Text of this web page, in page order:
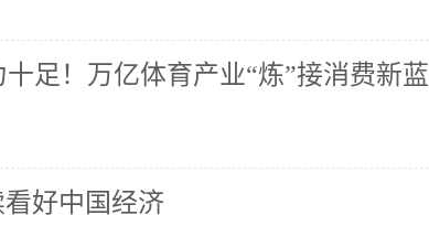
足！万亿体育产业“炼”接消费新蓝
好中国经济